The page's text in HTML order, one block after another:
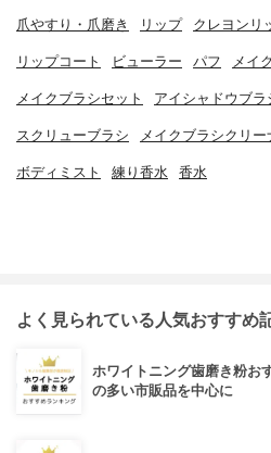
爪やすり・爪磨き リップ クレヨンリ
リップコート ビューラー パフ メイ
メイクブラシセット アイシャドウブラ
スクリューブラシ メイクブラシクリー
ボディミスト 練り香水 香水
よく見られている人気おすすめ
ホワイトニング歯磨き粉お
の多い市販品を中心に